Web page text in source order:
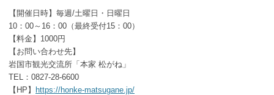
【開催日時】毎週/土曜日・日曜日
10：00～16：00（最終受付15：00）
【料金】1000円
【お問い合わせ先】
岩国市観光交流所「本家 松がね」
TEL：0827-28-6600
【HP】
https://honke-matsugane.jp/